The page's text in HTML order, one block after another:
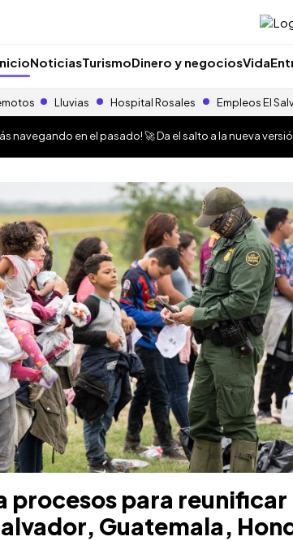
NoticiasTurismoDinero y negociosVida
Lluvias Hospital Rosales Empleos El
navegando en el pasado! 🚀 Da el salto a la nueva
procesos para reunificar
Guatemala,